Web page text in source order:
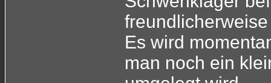
Es wird
man noch ein